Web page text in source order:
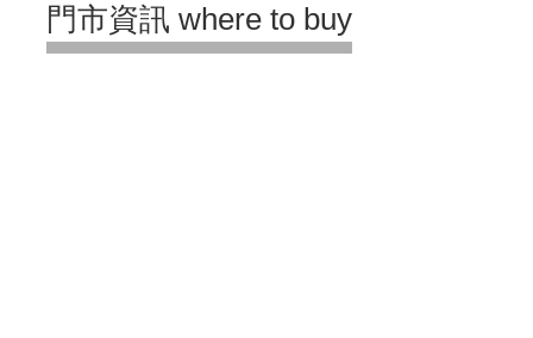
門市資訊 where to buy